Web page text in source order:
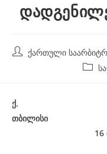
Post ქართული
Post
ქ.
თბილისი
16